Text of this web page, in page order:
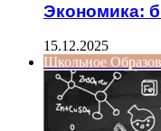
Экономика:
15.12.2025
Школьное